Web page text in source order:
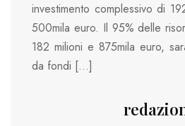
investimento complessivo di
500mila euro. Il 95% delle
182 milioni e 875mila euro,
da fondi […]